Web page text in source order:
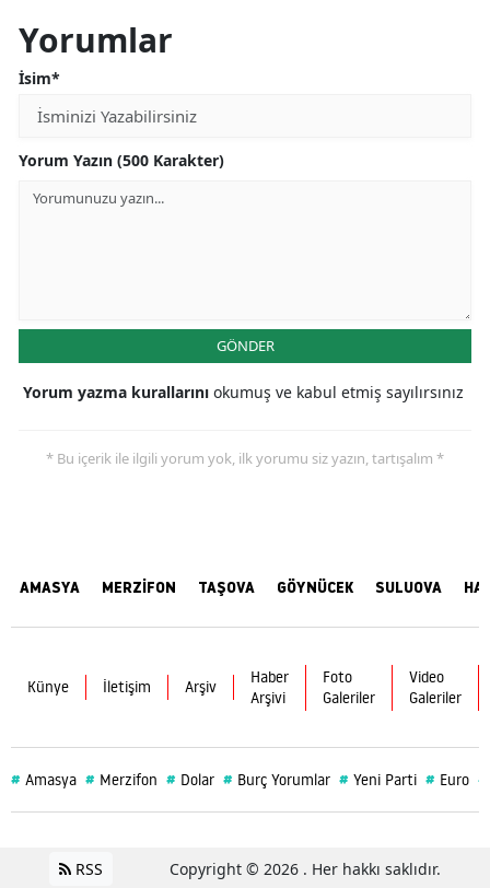
Yorumlar
İsim*
Yorum Yazın (500 Karakter)
GÖNDER
Yorum yazma kurallarını okumuş ve kabul etmiş sayılırsınız
* Bu içerik ile ilgili yorum yok, ilk yorumu siz yazın, tartışalım *
AMASYA MERZİFON TAŞOVA GÖYNÜCEK SULUOVA
Künye İletişim Arşiv
Haber
Arşivi
Foto
Galeriler
Video
Galeriler
# Amasya # Merzifon # Dolar # Burç Yorumlar # Yeni Parti # Euro #
RSS Copyright © 2026 . Her hakkı saklıdır.